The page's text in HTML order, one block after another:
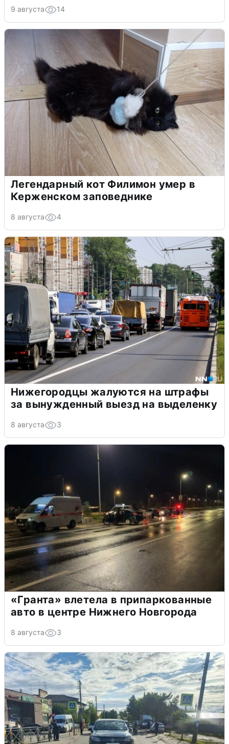
9 августа 14
Легендарный кот Филимон умер в
Керженском заповеднике
8 августа 4
Нижегородцы жалуются на штрафы
за вынужденный выезд на выделенку
8 августа 3
«Гранта» влетела в припаркованные
авто в центре Нижнего Новгорода
8 августа 3